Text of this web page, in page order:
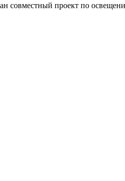
проект по